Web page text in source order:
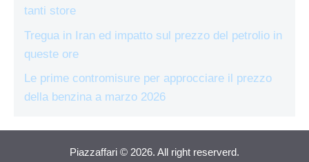
tanti store
Tregua in Iran ed impatto sul prezzo del petrolio in
queste ore
Le prime contromisure per approcciare il prezzo
della benzina a marzo 2026
Piazzaffari © 2026. All right reserverd.